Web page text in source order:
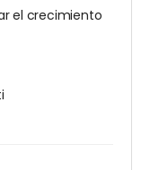
el crecimiento